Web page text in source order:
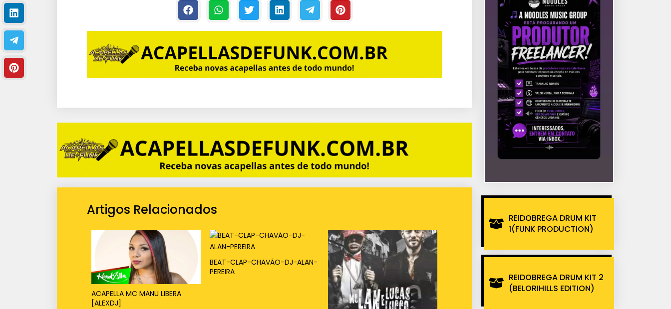
Artigos Relacionados
ACAPELLA MC MANU LIBERA
[ALEXDJ]
BEAT-CLAP-CHAVÃO-DJ-ALAN-
PEREIRA
REIDOBREGA DRUM KIT
1(FUNK PRODUCTION)
REIDOBREGA DRUM KIT 2
(BELORIHILLS EDITION)